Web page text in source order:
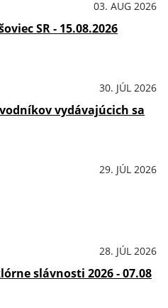
03. AUG 2026
SR - 15.08.2026
30. JÚL 2026
vydávajúcich sa
29. JÚL 2026
28. JÚL 2026
slávnosti 2026 - 07.08